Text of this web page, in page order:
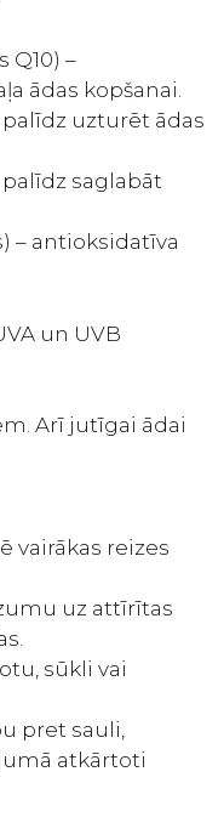
–
ādas kopšanai.
uzturēt ādas
saglabāt
– antioksidatīva
un UVB
Arī jutīgai ādai
vairākas reizes
uz attīrītas
sūkli vai
pret sauli,
atkārtoti